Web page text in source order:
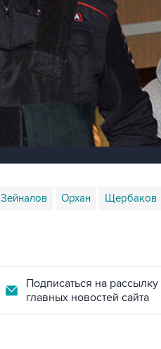
Зейналов Орхан Щербаков
Подписаться на рассылку
главных новостей сайта